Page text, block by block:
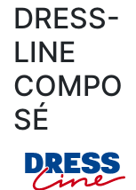
DRESS-
LINE
COMPO
SÉ